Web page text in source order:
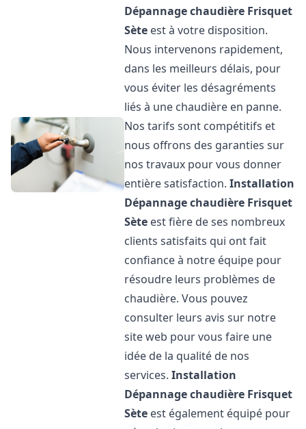
Dépannage chaudière Frisquet
Sète est à votre disposition.
Nous intervenons rapidement,
dans les meilleurs délais, pour
vous éviter les désagréments
liés à une chaudière en panne.
Nos tarifs sont compétitifs et
nous offrons des garanties sur
nos travaux pour vous donner
entière satisfaction.Installation
Dépannage chaudière Frisquet
Sète est fière de ses nombreux
clients satisfaits qui ont fait
confiance à notre équipe pour
résoudre leurs problèmes de
chaudière. Vous pouvez
consulter leurs avis sur notre
site web pour vous faire une
idée de la qualité de nos
services.Installation
Dépannage chaudière Frisquet
Sète est également équipé pour